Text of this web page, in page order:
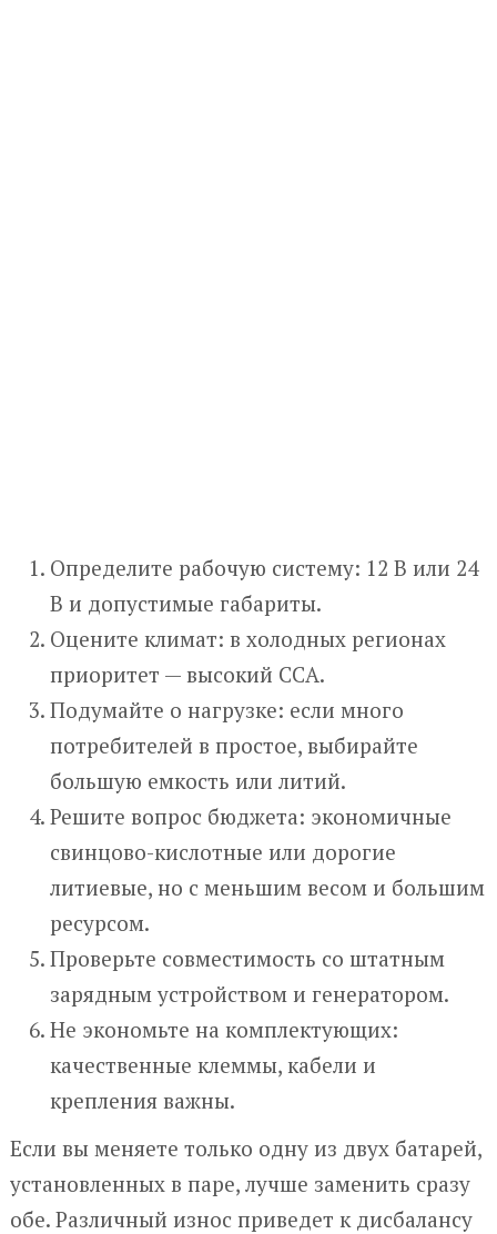
Определите рабочую систему: 12 В или 24
В и допустимые габариты.
Оцените климат: в холодных регионах
приоритет — высокий CCA.
Подумайте о нагрузке: если много
потребителей в простое, выбирайте
большую емкость или литий.
Решите вопрос бюджета: экономичные
свинцово-кислотные или дорогие
литиевые, но с меньшим весом и большим
ресурсом.
Проверьте совместимость со штатным
зарядным устройством и генератором.
Не экономьте на комплектующих:
качественные клеммы, кабели и
крепления важны.
Если вы меняете только одну из двух батарей,
установленных в паре, лучше заменить сразу
обе. Различный износ приведет к дисбалансу